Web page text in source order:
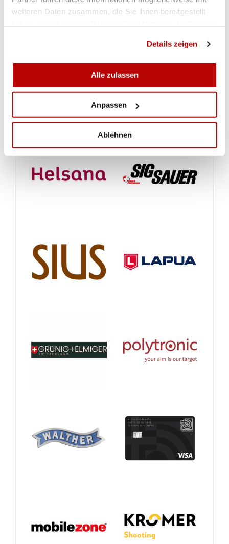
weiteren Daten zusammen, die Sie ihnen bereitgestellt
Details zeigen
Alle zulassen
Anpassen
Ablehnen
nehmen. Nach einem währschaften Brunch im
SSZ Riedertal hiess es gegen Sonntagmittag
Abschied nehmen, aber im gleichen Atemzug